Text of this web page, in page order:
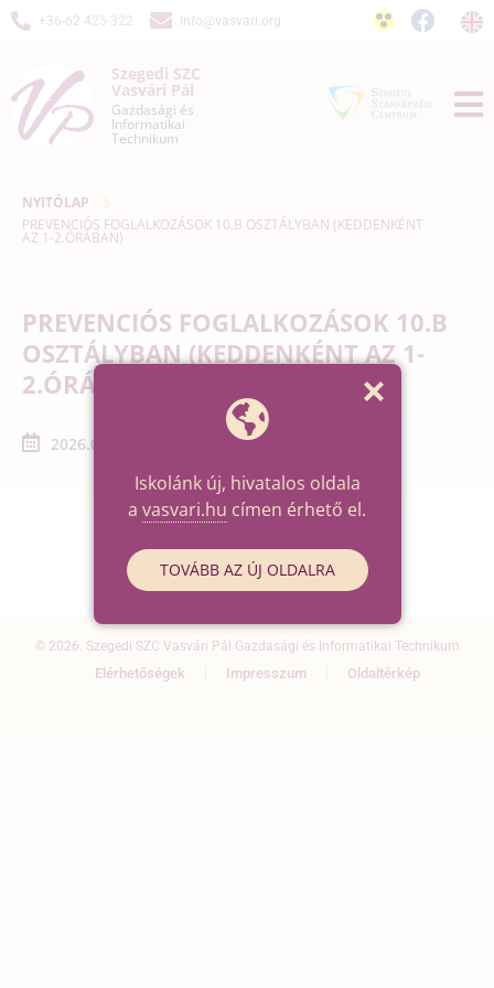
+36-62 425-322 info@vasvari.org
Szegedi SZC
Vasvári Pál
Gazdasági és
Informatikai
Technikum
NYITÓLAP
PREVENCIÓS FOGLALKOZÁSOK 10.B OSZTÁLYBAN (KEDDENKÉNT
AZ 1-2.ÓRÁBAN)
PREVENCIÓS FOGLALKOZÁSOK 10.B
OSZTÁLYBAN (KEDDENKÉNT AZ 1-
2.ÓRÁBAN)
2026.01.06. - 2026.01.27.
© 2026. Szegedi SZC Vasvári Pál Gazdasági és Informatikai Technikum
Elérhetőségek Impresszum Oldaltérkép
Iskolánk új, hivatalos oldala
a vasvari.hu címen érhető el.
TOVÁBB AZ ÚJ OLDALRA